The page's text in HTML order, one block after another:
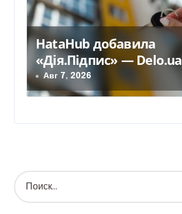
HataHub добавила
«Дія.Підпис» — Delo.ua
Авг 7, 2026
Н
а